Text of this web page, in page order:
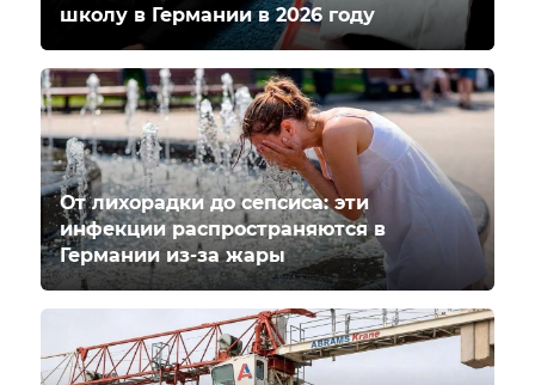
школу в Германии в 2026 году
От лихорадки до сепсиса: эти
инфекции распространяются в
Германии из-за жары